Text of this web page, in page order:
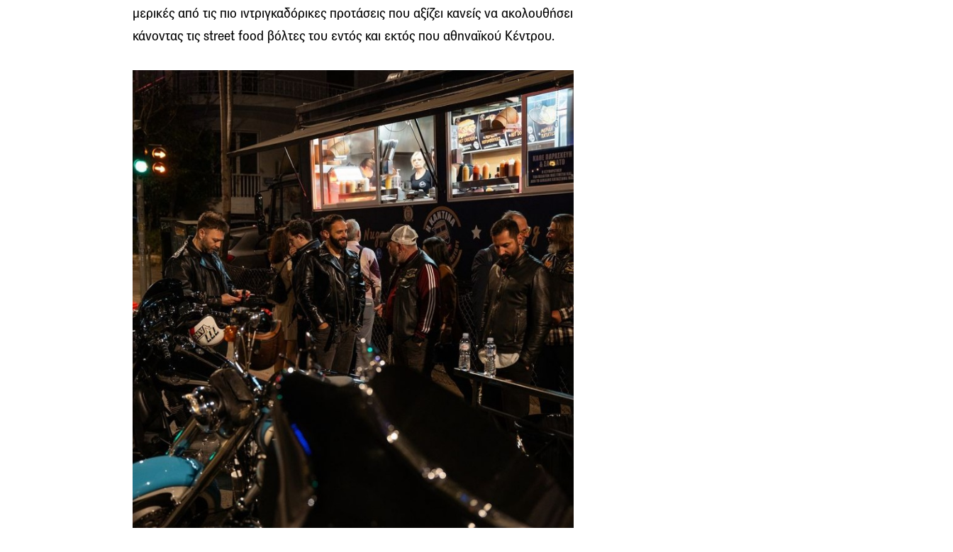
μερικές από τις πιο ιντριγκαδόρικες προτάσεις που αξίζει κανείς να ακολουθήσει
κάνοντας τις street food βόλτες του εντός και εκτός που αθηναϊκού Κέντρου.